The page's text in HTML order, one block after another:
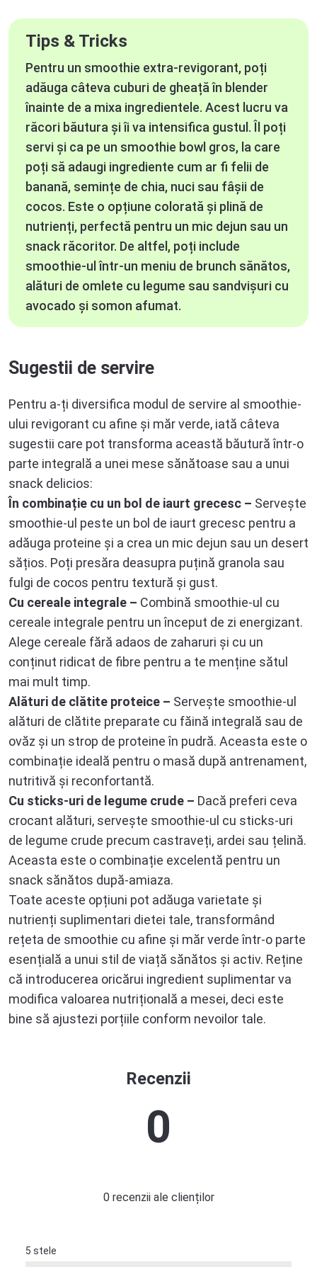
Tips & Tricks
Pentru un smoothie extra-revigorant, poți
adăuga câteva cuburi de gheață în blender
înainte de a mixa ingredientele. Acest lucru va
răcori băutura și îi va intensifica gustul. Îl poți
servi și ca pe un smoothie bowl gros, la care
poți să adaugi ingrediente cum ar fi felii de
banană, semințe de chia, nuci sau fâșii de
cocos. Este o opțiune colorată și plină de
nutrienți, perfectă pentru un mic dejun sau un
snack răcoritor. De altfel, poți include
smoothie-ul într-un meniu de brunch sănătos,
alături de omlete cu legume sau sandvișuri cu
avocado și somon afumat.
Sugestii de servire
Pentru a-ți diversifica modul de servire al smoothie-
ului revigorant cu afine și măr verde, iată câteva
sugestii care pot transforma această băutură într-o
parte integrală a unei mese sănătoase sau a unui
snack delicios:
În combinație cu un bol de iaurt grecesc – Servește
smoothie-ul peste un bol de iaurt grecesc pentru a
adăuga proteine și a crea un mic dejun sau un desert
sățios. Poți presăra deasupra puțină granola sau
fulgi de cocos pentru textură și gust.
Cu cereale integrale – Combină smoothie-ul cu
cereale integrale pentru un început de zi energizant.
Alege cereale fără adaos de zaharuri și cu un
conținut ridicat de fibre pentru a te menține sătul
mai mult timp.
Alături de clătite proteice – Servește smoothie-ul
alături de clătite preparate cu făină integrală sau de
ovăz și un strop de proteine în pudră. Aceasta este o
combinație ideală pentru o masă după antrenament,
nutritivă și reconfortantă.
Cu sticks-uri de legume crude – Dacă preferi ceva
crocant alături, servește smoothie-ul cu sticks-uri
de legume crude precum castraveți, ardei sau țelină.
Aceasta este o combinație excelentă pentru un
snack sănătos după-amiaza.
Toate aceste opțiuni pot adăuga varietate și
nutrienți suplimentari dietei tale, transformând
rețeta de smoothie cu afine și măr verde într-o parte
esențială a unui stil de viață sănătos și activ. Reține
că introducerea oricărui ingredient suplimentar va
modifica valoarea nutrițională a mesei, deci este
bine să ajustezi porțiile conform nevoilor tale.
Recenzii
0
0 recenzii ale clienților
5 stele